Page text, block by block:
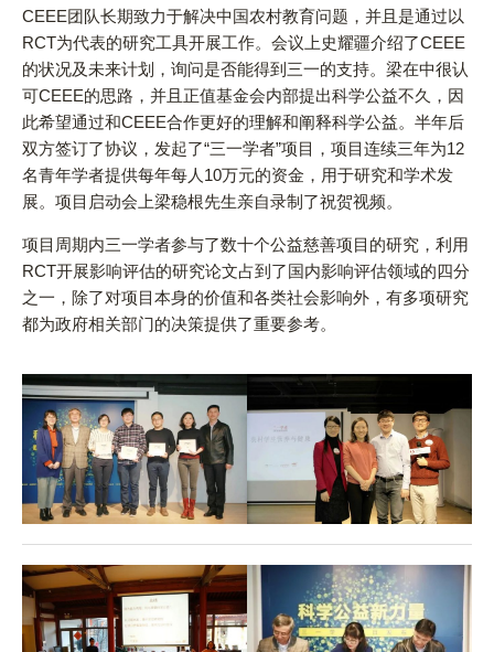
CEEE团队长期致力于解决中国农村教育问题，并且是通过以
RCT为代表的研究工具开展工作。会议上史耀疆介绍了CEEE
的状况及未来计划，询问是否能得到三一的支持。梁在中很认
可CEEE的思路，并且正值基金会内部提出科学公益不久，因
此希望通过和CEEE合作更好的理解和阐释科学公益。半年后
双方签订了协议，发起了“三一学者”项目，项目连续三年为12
名青年学者提供每年每人10万元的资金，用于研究和学术发
展。项目启动会上梁稳根先生亲自录制了祝贺视频。
项目周期内三一学者参与了数十个公益慈善项目的研究，利用
RCT开展影响评估的研究论文占到了国内影响评估领域的四分
之一，除了对项目本身的价值和各类社会影响外，有多项研究
都为政府相关部门的决策提供了重要参考。